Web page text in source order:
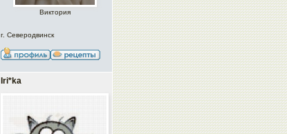
Виктория
г. Северодвинск
Iri*ka